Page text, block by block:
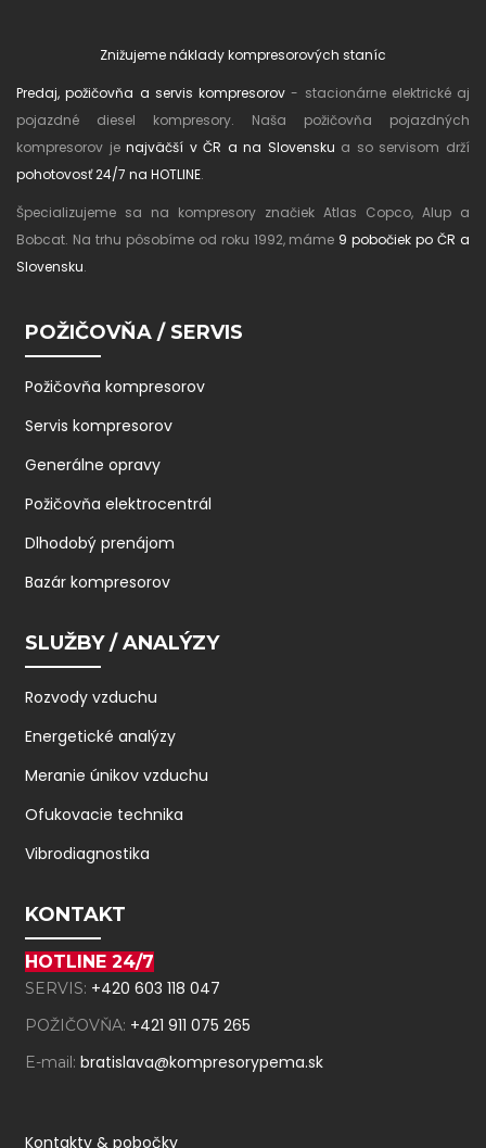
Znižujeme náklady kompresorových staníc
Predaj, požičovňa a servis kompresorov - stacionárne elektrické aj
pojazdné diesel kompresory. Naša požičovňa pojazdných
kompresorov jenajväčší v ČR a na Slovensku a so servisom drží
pohotovosť 24/7 na HOTLINE.
Špecializujeme sa na kompresory značiek Atlas Copco, Alup a
Bobcat. Na trhu pôsobíme od roku 1992, máme 9 pobočiek po ČR a
Slovensku.
POŽIČOVŇA / SERVIS
Požičovňa kompresorov
Servis kompresorov
Generálne opravy
Požičovňa elektrocentrál
Dlhodobý prenájom
Bazár kompresorov
SLUŽBY / ANALÝZY
Rozvody vzduchu
Energetické analýzy
Meranie únikov vzduchu
Ofukovacie technika
Vibrodiagnostika
KONTAKT
HOTLINE 24/7
SERVIS: +420 603 118 047
POŽIČOVŇA: +421 911 075 265
E-mail: bratislava@kompresorypema.sk
Kontakty & pobočky